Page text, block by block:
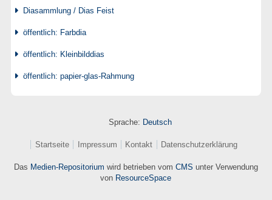
Diasammlung / Dias Feist
öffentlich: Farbdia
öffentlich: Kleinbilddias
öffentlich: papier-glas-Rahmung
Sprache: Deutsch
Startseite Impressum Kontakt Datenschutzerklärung
Das Medien-Repositorium wird betrieben vom CMS unter Verwendung
von ResourceSpace